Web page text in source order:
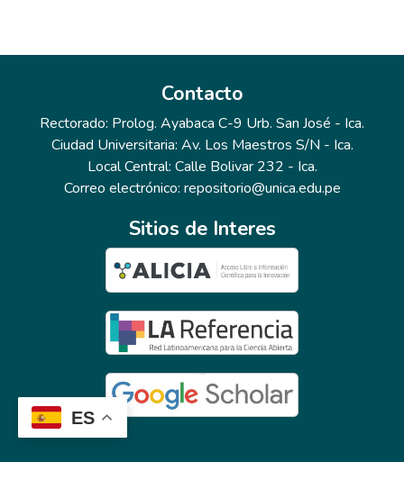
ES
Contacto
Rectorado: Prolog. Ayabaca C-9 Urb. San José - Ica.
Ciudad Universitaria: Av. Los Maestros S/N - Ica.
Local Central: Calle Bolivar 232 - Ica.
Correo electrónico: repositorio@unica.edu.pe
Sitios de Interes